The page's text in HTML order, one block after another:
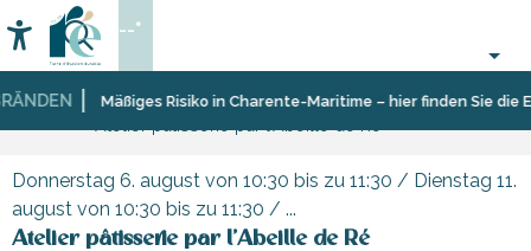
au
contenu
principal Mäßiges Risiko in Charente-Maritime – hier finden Sie die
Accessibilité
Suche
--°
Startseite
Organisieren
und
Veranstaltungen,
Donnerstag 6. august von 10:30 bis zu 11:30 / Dienstag 11.
august von 10:30 bis zu 11:30 / ...
Atelier pâtisserie par l'Abeille de Ré